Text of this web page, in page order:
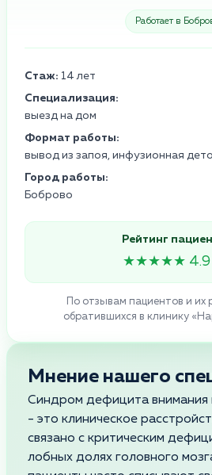
Работает в
Стаж: 14 лет
Специализация:
выезд на дом
Формат работы:
вывод из запоя, инфузионная
Город работы:
Боброво
Рейтинг
★★★★★ 4.9
По отзывам пациентов и их
обратившихся в клинику
Мнение нашего
Синдром дефицита внимания
- это клиническое
связано с критическим
лобных долях головного